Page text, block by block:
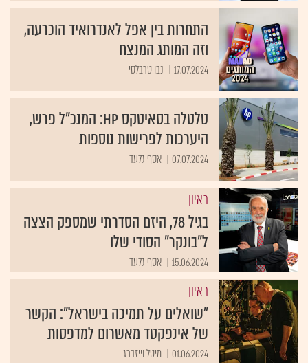
התחרות בין אפל לאנדרואיד הוכרעה,
וזה המותג המנצח
17.07.2024 נבו טרבלסי
טלטלה בסאיטקס HP: המנכ"ל פרש,
היערכות לפרישות נוספות
07.07.2024 אסף גלעד
ראיון
בגיל 78, היזם הסדרתי שמספק הצצה
ל"בונקר" הסודי שלו
15.06.2024 אסף גלעד
ראיון
"שואלים על תמיכה בישראל": הקשר
של אינפקטד מאשרום למדפסות
01.06.2024 מיטל וייזברג